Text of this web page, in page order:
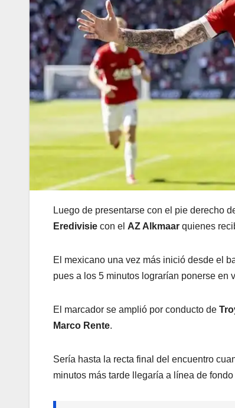
Luego de presentarse con el pie derecho
Eredivisie con el AZ Alkmaar quienes
El mexicano una vez más inició desde el
pues a los 5 minutos lograrían ponerse en
El marcador se amplió por conducto de
Marco Rente.
Sería hasta la recta final del encuentro
minutos más tarde llegaría a línea de